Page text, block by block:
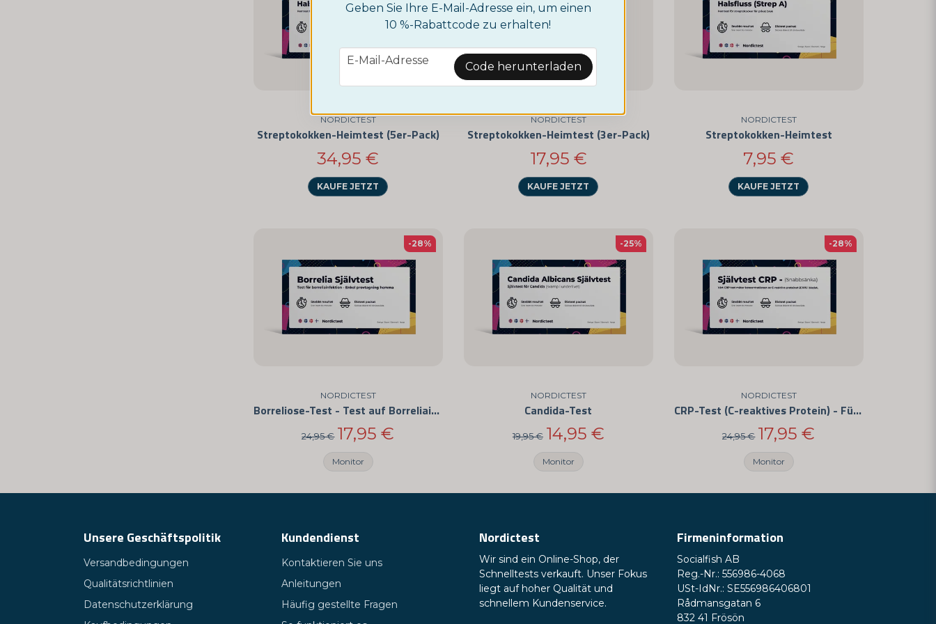
NORDICTEST
Streptokokken-Heimtest (5er-Pack)
34,95 €
KAUFE JETZT
NORDICTEST
Streptokokken-Heimtest (3er-Pack)
17,95 €
KAUFE JETZT
NORDICTEST
Streptokokken-Heimtest
7,95 €
KAUFE JETZT
NORDICTEST
Borreliose-Test - Test auf Borreliainfektion
24,95 € 17,95 €
Monitor
-28%
NORDICTEST
Candida-Test
19,95 € 14,95 €
Monitor
-25%
NORDICTEST
CRP-Test (C-reaktives Protein) - Für den Hausgebrauch
24,95 € 17,95 €
Monitor
-28%
Geben Sie Ihre E-Mail-Adresse ein, um einen
10 %-Rabattcode zu erhalten!
email
E-Mail-Adresse Code herunterladen
Unsere Geschäftspolitik
Versandbedingungen
Qualitätsrichtlinien
Datenschutzerklärung
Kundendienst
Kontaktieren Sie uns
Anleitungen
Häufig gestellte Fragen
Nordictest
Wir sind ein Online-Shop, der
Schnelltests verkauft. Unser Fokus
liegt auf hoher Qualität und
schnellem Kundenservice.
Firmeninformation
Socialfish AB
Reg.-Nr.: 556986-4068
USt-IdNr.: SE556986406801
Rådmansgatan 6
832 41 Frösön